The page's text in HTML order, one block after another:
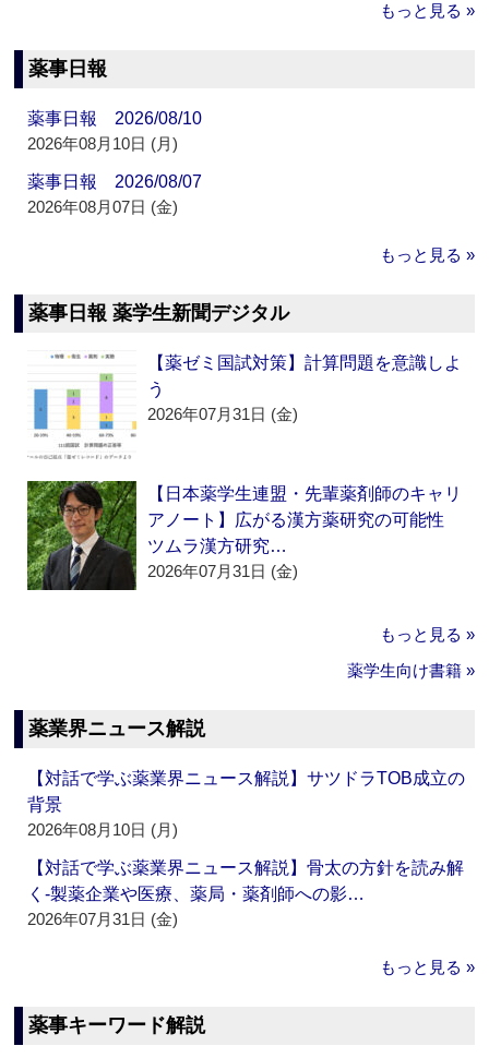
もっと見る »
薬事日報
薬事日報 2026/08/10
2026年08月10日 (月)
薬事日報 2026/08/07
2026年08月07日 (金)
もっと見る »
薬事日報 薬学生新聞デジタル
【薬ゼミ国試対策】計算問題を意識しよ
う
2026年07月31日 (金)
【日本薬学生連盟・先輩薬剤師のキャリ
アノート】広がる漢方薬研究の可能性
ツムラ漢方研究…
2026年07月31日 (金)
もっと見る »
薬学生向け書籍 »
薬業界ニュース解説
【対話で学ぶ薬業界ニュース解説】サツドラTOB成立の
背景
2026年08月10日 (月)
【対話で学ぶ薬業界ニュース解説】骨太の方針を読み解
く‐製薬企業や医療、薬局・薬剤師への影…
2026年07月31日 (金)
もっと見る »
薬事キーワード解説